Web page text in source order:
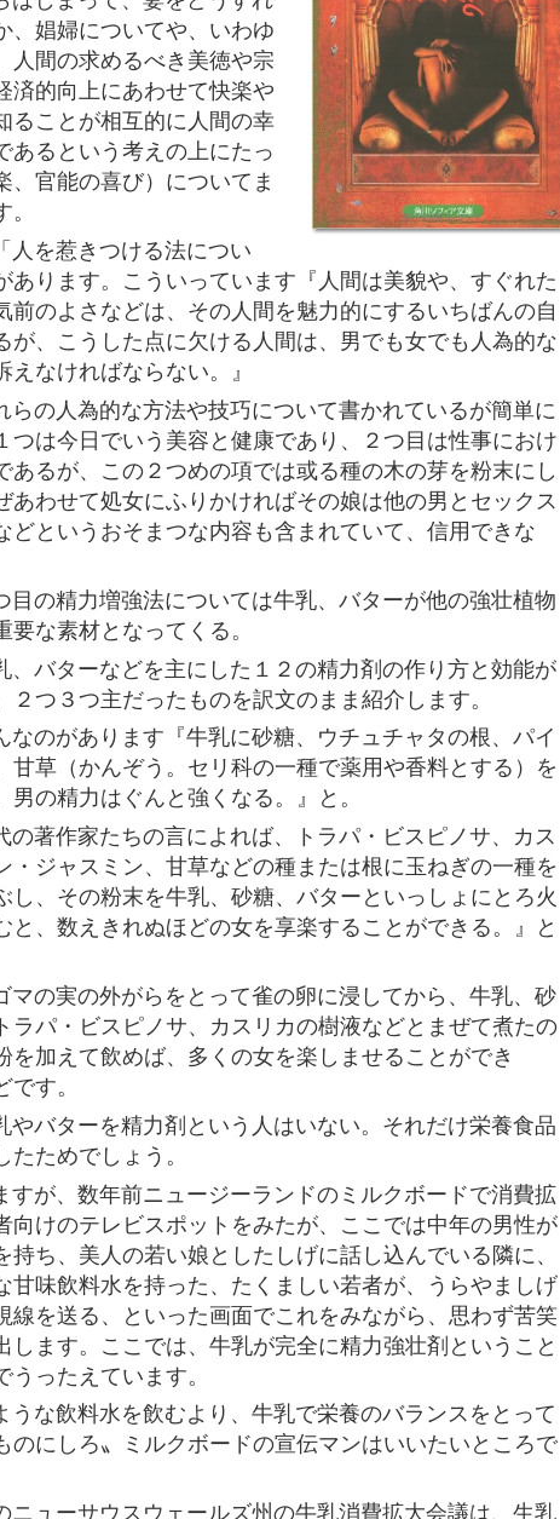
、娼婦についてや、いわゆ
人間の求めるべき美徳や宗
済的向上にあわせて快楽や
ることが相互的に人間の幸
あるという考えの上にたっ
、官能の喜び）についてま
人を惹きつける法につい
あります。こういっています『人間は美貌や、すぐれた
前のよさなどは、その人間を魅力的にするいちばんの自
が、こうした点に欠ける人間は、男でも女でも人為的な
なければならない。』
らの人為的な方法や技巧について書かれているが簡単に
つは今日でいう美容と健康であり、２つ目は性事におけ
あるが、この２つめの項では或る種の木の芽を粉末にし
あわせて処女にふりかければその娘は他の男とセックス
どというおそまつな内容も含まれていて、信用できな
目の精力増強法については牛乳、バターが他の強壮植物
な素材となってくる。
、バターなどを主にした１２の精力剤の作り方と効能が
２つ３つ主だったものを訳文のまま紹介します。
なのがあります『牛乳に砂糖、ウチュチャタの根、パイ
甘草（かんぞう。セリ科の一種で薬用や香料とする）を
男の精力はぐんと強くなる。』と。
の著作家たちの言によれば、トラパ・ビスピノサ、カス
・ジャスミン、甘草などの種または根に玉ねぎの一種を
し、その粉末を牛乳、砂糖、バターといっしょにとろ火
と、数えきれぬほどの女を享楽することができる。』と
マの実の外がらをとって雀の卵に浸してから、牛乳、砂
ラパ・ビスピノサ、カスリカの樹液などとまぜて煮たの
を加えて飲めば、多くの女を楽しませることができ
す。
やバターを精力剤という人はいない。それだけ栄養食品
ためでしょう。
すが、数年前ニュージーランドのミルクボードで消費拡
向けのテレビスポットをみたが、ここでは中年の男性が
持ち、美人の若い娘としたしげに話し込んでいる隣に、
甘味飲料水を持った、たくましい若者が、うらやましげ
線を送る、といった画面でこれをみながら、思わず苦笑
します。ここでは、牛乳が完全に精力強壮剤ということ
ったえています。
うな飲料水を飲むより、牛乳で栄養のバランスをとって
のにしろ〟ミルクボードの宣伝マンはいいたいところで
ニューサウスウェールズ州の牛乳消費拡大会議は、生乳